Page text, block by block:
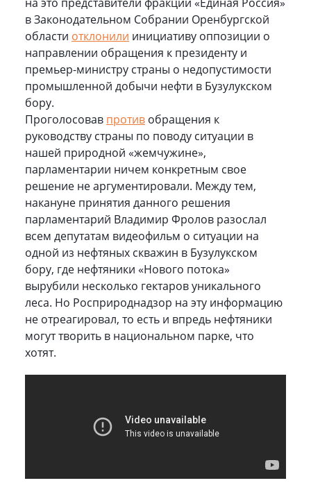
в Законодательном Собрании Оренбургской
области отклонили инициативу оппозиции о
направлении обращения к президенту и
премьер-министру страны о недопустимости
промышленной добычи нефти в Бузулукском
бору.
Проголосовав против обращения к
руководству страны по поводу ситуации в
нашей природной «жемчужине»,
парламентарии ничем конкретным свое
решение не аргументировали. Между тем,
накануне принятия данного решения
парламентарий Владимир Фролов разослал
всем депутатам видеофильм о ситуации на
одной из нефтяных скважин в Бузулукском
бору, где нефтяники «Нового потока»
вырубили несколько гектаров уникального
леса. Но Росприроднадзор на эту информацию
не отреагировал, то есть и впредь нефтяники
могут творить в национальном парке, что
хотят.